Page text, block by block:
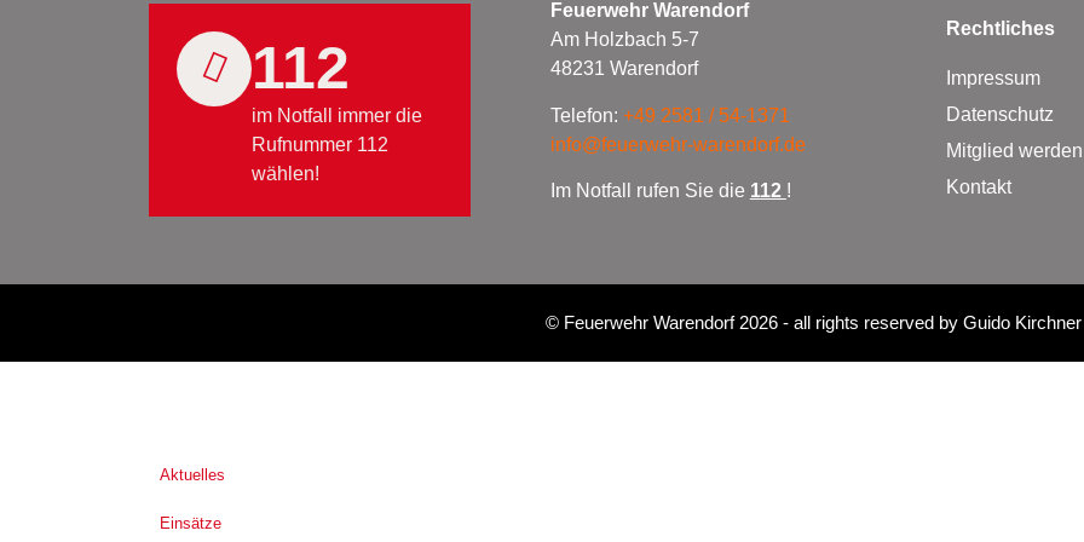
112
im Notfall immer die
Rufnummer 112
wählen!
Feuerwehr Warendorf
Am Holzbach 5-7
48231 Warendorf
Telefon: +49 2581 / 54-1371
info@feuerwehr-warendorf.de
Im Notfall rufen Sie die 112 !
Rechtliches
Impressum
Datenschutz
Mitglied
Kontakt
© Feuerwehr Warendorf 2026- all rights reserved by Guido Kirchner
Aktuelles
Einsätze